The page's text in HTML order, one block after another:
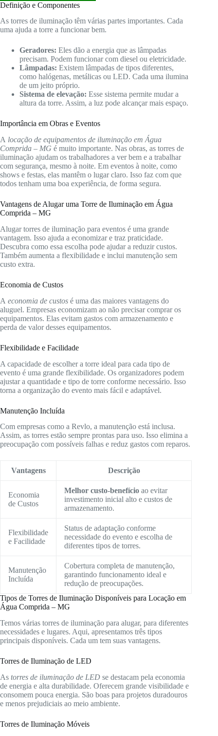
Definição e Componentes
As torres de iluminação têm várias partes importantes. Cada
uma ajuda a torre a funcionar bem.
Geradores: Eles dão a energia que as lâmpadas
precisam. Podem funcionar com diesel ou eletricidade.
Lâmpadas: Existem lâmpadas de tipos diferentes,
como halógenas, metálicas ou LED. Cada uma ilumina
de um jeito próprio.
Sistema de elevação: Esse sistema permite mudar a
altura da torre. Assim, a luz pode alcançar mais espaço.
Importância em Obras e Eventos
A locação de equipamentos de iluminação em Água
Comprida – MG é muito importante. Nas obras, as torres de
iluminação ajudam os trabalhadores a ver bem e a trabalhar
com segurança, mesmo à noite. Em eventos à noite, como
shows e festas, elas mantêm o lugar claro. Isso faz com que
todos tenham uma boa experiência, de forma segura.
Vantagens de Alugar uma Torre de Iluminação em Água
Comprida – MG
Alugar torres de iluminação para eventos é uma grande
vantagem. Isso ajuda a economizar e traz praticidade.
Descubra como essa escolha pode ajudar a reduzir custos.
Também aumenta a flexibilidade e inclui manutenção sem
custo extra.
Economia de Custos
A economia de custos é uma das maiores vantagens do
aluguel. Empresas economizam ao não precisar comprar os
equipamentos. Elas evitam gastos com armazenamento e
perda de valor desses equipamentos.
Flexibilidade e Facilidade
A capacidade de escolher a torre ideal para cada tipo de
evento é uma grande flexibilidade. Os organizadores podem
ajustar a quantidade e tipo de torre conforme necessário. Isso
torna a organização do evento mais fácil e adaptável.
Manutenção Incluída
Com empresas como a Revlo, a manutenção está inclusa.
Assim, as torres estão sempre prontas para uso. Isso elimina a
preocupação com possíveis falhas e reduz gastos com reparos.
Vantagens Descrição
Economia
de Custos
Melhor custo-benefício ao evitar
investimento inicial alto e custos de
armazenamento.
Flexibilidade
e Facilidade
Status de adaptação conforme
necessidade do evento e escolha de
diferentes tipos de torres.
Manutenção
Incluída
Cobertura completa de manutenção,
garantindo funcionamento ideal e
redução de preocupações.
Tipos de Torres de Iluminação Disponíveis para Locação em
Água Comprida – MG
Temos várias torres de iluminação para alugar, para diferentes
necessidades e lugares. Aqui, apresentamos três tipos
principais disponíveis. Cada um tem suas vantagens.
Torres de Iluminação de LED
As torres de iluminação de LED se destacam pela economia
de energia e alta durabilidade. Oferecem grande visibilidade e
consomem pouca energia. São boas para projetos duradouros
e menos prejudiciais ao meio ambiente.
Torres de Iluminação Móveis